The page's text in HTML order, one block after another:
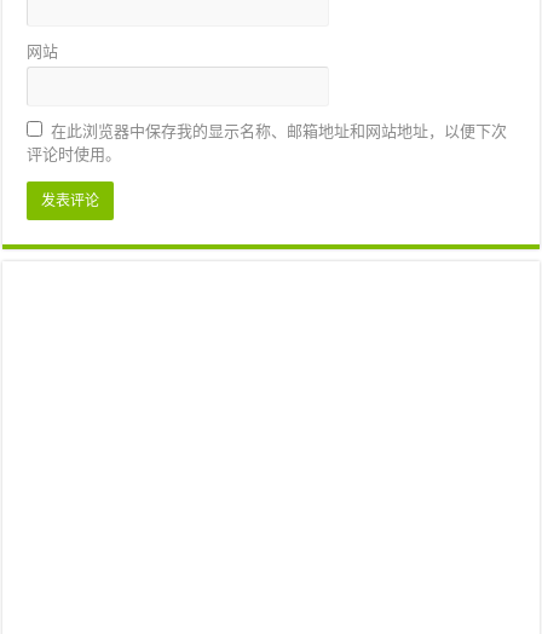
网站
在此浏览器中保存我的显示名称、邮箱地址和网站地址，以便下次
评论时使用。